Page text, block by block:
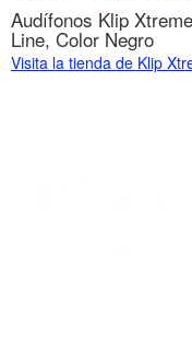
Audífonos Klip
Line, Color Negro
Visita la tienda de Klip